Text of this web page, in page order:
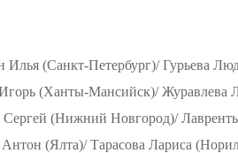
(Санкт-Петербург)/ Гурьева
(Ханты-Мансийск)/ Журавлева
Сергей (Нижний Новгород)/
(Ялта)/ Тарасова Лариса